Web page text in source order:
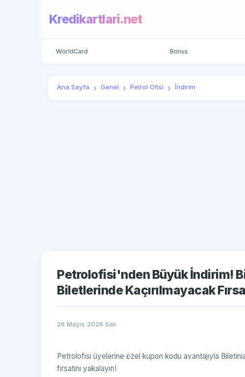
Kredikartlari.net
WorldCard Bonus
Ana Sayfa Genel Petrol Ofisi İndirim
Petrolofisi'nden Büyük İndirim!
Biletlerinde Kaçırılmayacak
26 Mayıs 2026 Salı
Petrolofisi üyelerine özel kupon kodu avantajıyla
fırsatını yakalayın!